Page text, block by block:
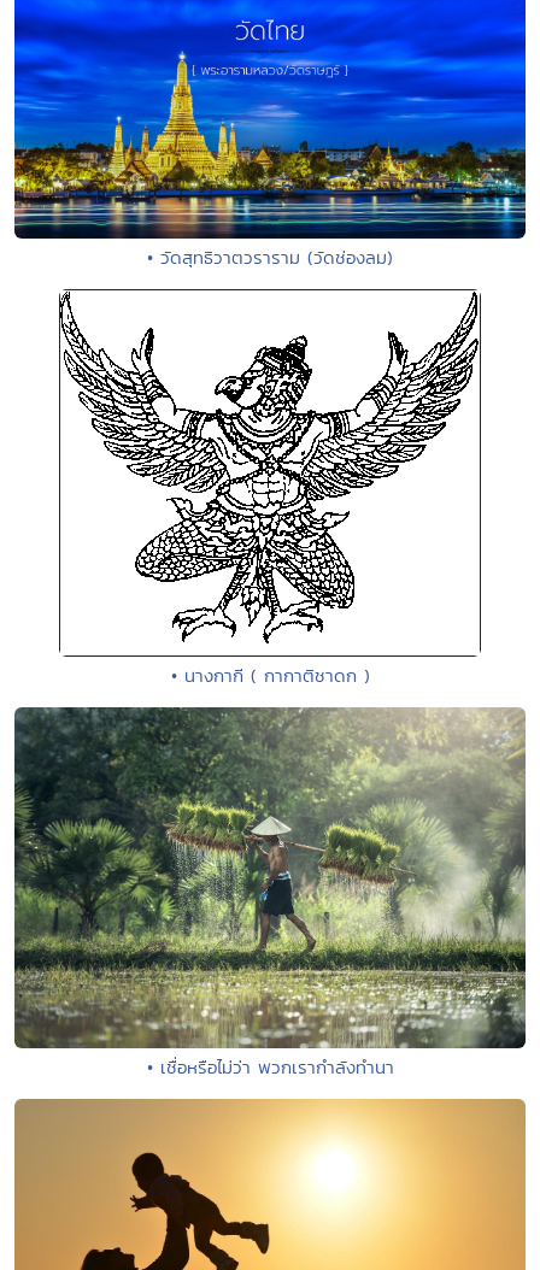
• วัดสุทธิวาตวราราม (วัดช่องลม)
• นางกากี ( กากาติชาดก )
• เชื่อหรือไม่ว่า พวกเรากำลังทำนา